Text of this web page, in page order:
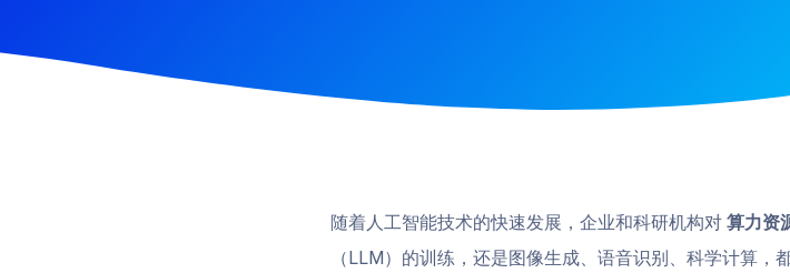
随着人工智能技术的快速发展，企业和科研机构对 算力资
（LLM）的训练，还是图像生成、语音识别、科学计算，